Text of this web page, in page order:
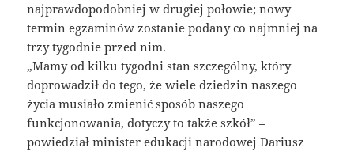
najprawdopodobniej w drugiej połowie; nowy
termin egzaminów zostanie podany co najmniej na
trzy tygodnie przed nim.
„Mamy od kilku tygodni stan szczególny, który
doprowadził do tego, że wiele dziedzin naszego
życia musiało zmienić sposób naszego
funkcjonowania, dotyczy to także szkół” –
powiedział minister edukacji narodowej Dariusz